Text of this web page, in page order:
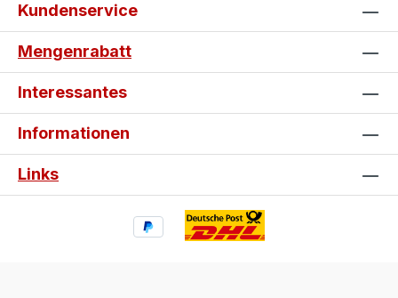
Kundenservice
Mengenrabatt
Interessantes
Informationen
Links